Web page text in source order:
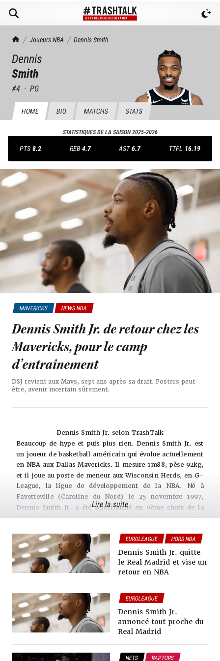
TrashTalk Actu NBA
Joueurs NBA DennisSmith
Dennis
Smith
#4 · PG
HOME BIO MATCHS STATS
STATISTIQUES DE LA SAISON2025-2026
PTS 8.2 REB 4.7 AST 6.7 TTFL 16.19
MAVERICKS NEWS NBA
Dennis Smith Jr. de retour chez les
Mavericks, pour le camp
d’entraînement
DSJ revient aux Mavs, sept ans après sa draft. Posters peut-
être, avenir incertain sûrement.
Dennis Smith Jr. selon TrashTalk
Beaucoup de hype et puis plus rien. Dennis Smith Jr. est
un joueur de basketball américain qui évolue actuellement
en NBA aux Dallas Mavericks. Il mesure 1m88, pèse 92kg,
et il joue au poste de meneur aux Wisconsin Herds, en G-
League, la ligue de développement de la NBA. Né à
Fayetteville (Caroline du Nord) le 25 novembre 1997,
Dennis Smith Jr. a été sélectionné en 9ème choix de la
Draft NBA 2017 par les Dallas Mavericks et a participé à
maillots des Dallas Mavericks, des New York Knicks, des
Detroit Pistons, des Portland Trail Blazers, des Charlotte
Hornets et des Brooklyn Nets en NBA. Il est également
passé par le Real de Madrid (Espagne) en Liga ACB.
Peu porté sur le shoot extérieur (30% d’adresse à 3-
points en carrière), Smith utilise plutôt ses qualités
athlétiques et sa vitesse pour déborder les défenseurs
adverses et attaquer le cercle. Dennis Smith Jr. a prouvé
depuis ses débuts en NBA qu’il était un féroce dunkeur,
quelqu’un qui peut remplir du Top 10 au petit matin. Sans
être un gestionnaire élite, Dennis Smith Jr. est capable de
Lire la suite
EUROLEAGUE HORS NBA
Dennis Smith Jr. quitte
le Real Madrid et vise un
retour en NBA
EUROLEAGUE
Dennis Smith Jr.
annoncé tout proche du
Real Madrid
NETS
RAPTORS